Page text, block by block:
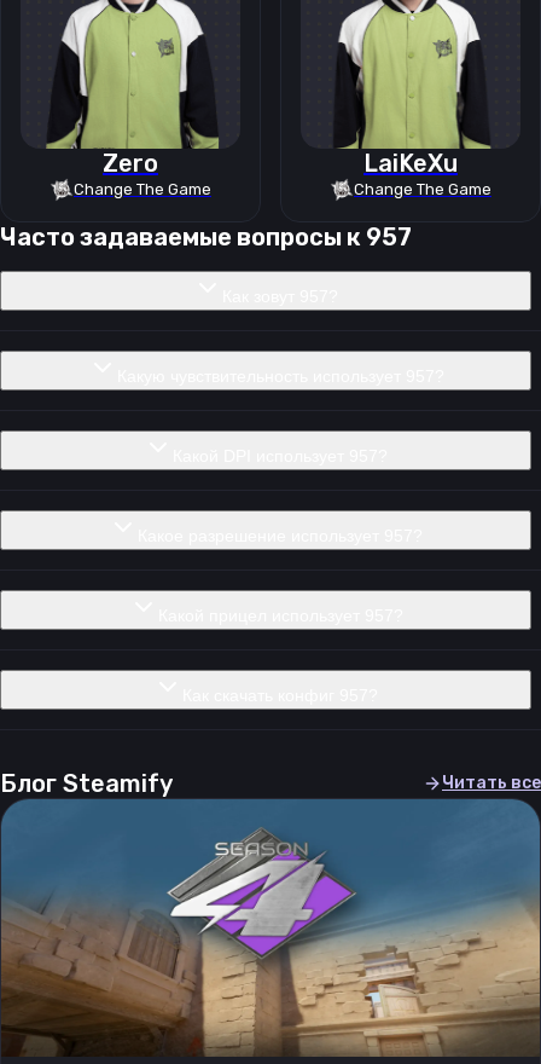
Zero
Change The Game
LaiKeXu
Change The Game
Часто задаваемые вопросы к 957
Блог Steamify Читать все